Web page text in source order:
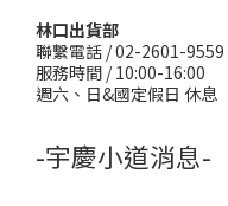
林口出貨部
聯繫電話 / 02-2601-9559
服務時間 / 10:00-16:00
週六、日&國定假日 休息
-宇慶小道消息-